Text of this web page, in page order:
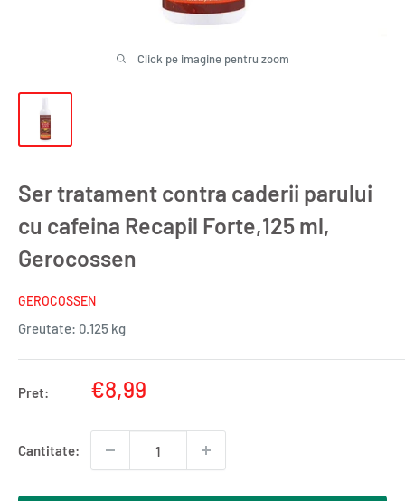
Click pe imagine pentru zoom
Ser tratament contra caderii parului
cu cafeina Recapil Forte,125 ml,
Gerocossen
GEROCOSSEN
Greutate: 0.125 kg
Pret:
Pret
€8,99
Cantitate: